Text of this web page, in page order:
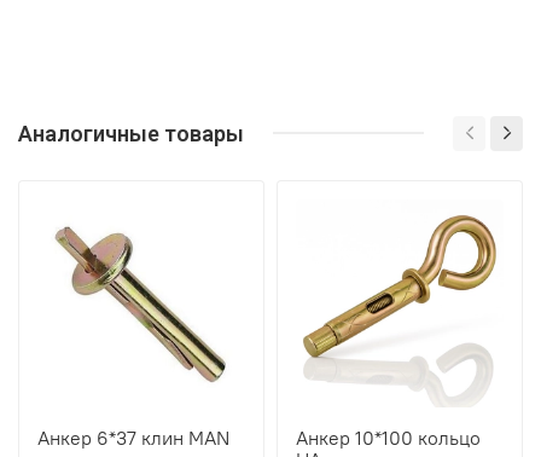
Аналогичные товары
Анкер 6*37 клин MAN
Анкер 10*100 кольцо